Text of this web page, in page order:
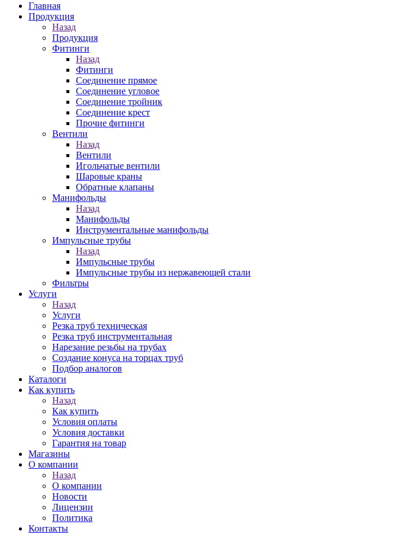
Главная
Продукция
Назад
Продукция
Фитинги
Назад
Фитинги
Соединение прямое
Соединение угловое
Соединение тройник
Соединение крест
Прочие фитинги
Вентили
Назад
Вентили
Игольчатые вентили
Шаровые краны
Обратные клапаны
Манифольды
Назад
Манифольды
Инструментальные манифольды
Импульсные трубы
Назад
Импульсные трубы
Импульсные трубы из нержавеющей стали
Фильтры
Услуги
Назад
Услуги
Резка труб техническая
Резка труб инструментальная
Нарезание резьбы на трубах
Создание конуса на торцах труб
Подбор аналогов
Каталоги
Как купить
Назад
Как купить
Условия оплаты
Условия доставки
Гарантия на товар
Магазины
О компании
Назад
О компании
Новости
Лицензии
Политика
Контакты